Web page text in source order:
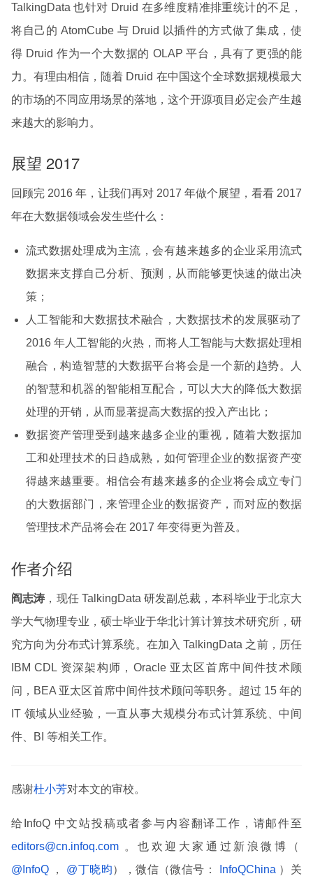
TalkingData 也针对 Druid 在多维度精准排重统计的不足，
将自己的 AtomCube 与 Druid 以插件的方式做了集成，使
得 Druid 作为一个大数据的 OLAP 平台，具有了更强的能
力。有理由相信，随着 Druid 在中国这个全球数据规模最大
的市场的不同应用场景的落地，这个开源项目必定会产生越
来越大的影响力。
展望 2017
回顾完 2016 年，让我们再对 2017 年做个展望，看看 2017
年在大数据领域会发生些什么：
流式数据处理成为主流，会有越来越多的企业采用流式
数据来支撑自己分析、预测，从而能够更快速的做出决
策；
人工智能和大数据技术融合，大数据技术的发展驱动了
2016 年人工智能的火热，而将人工智能与大数据处理相
融合，构造智慧的大数据平台将会是一个新的趋势。人
的智慧和机器的智能相互配合，可以大大的降低大数据
处理的开销，从而显著提高大数据的投入产出比；
数据资产管理受到越来越多企业的重视，随着大数据加
工和处理技术的日趋成熟，如何管理企业的数据资产变
得越来越重要。相信会有越来越多的企业将会成立专门
的大数据部门，来管理企业的数据资产，而对应的数据
管理技术产品将会在 2017 年变得更为普及。
作者介绍
阎志涛 ，现任 TalkingData 研发副总裁，本科毕业于北京大
学大气物理专业，硕士毕业于华北计算计算技术研究所，研
究方向为分布式计算系统。在加入 TalkingData 之前，历任
IBM CDL 资深架构师，Oracle 亚太区首席中间件技术顾
问，BEA 亚太区首席中间件技术顾问等职务。超过 15 年的
IT 领域从业经验，一直从事大规模分布式计算系统、中间
件、BI 等相关工作。
感谢杜小芳对本文的审校。
给InfoQ 中文站投稿或者参与内容翻译工作，请邮件至
editors@cn.infoq.com 。也欢迎大家通过新浪微博（
@InfoQ
， @丁晓昀），微信（微信号： InfoQChina ）关